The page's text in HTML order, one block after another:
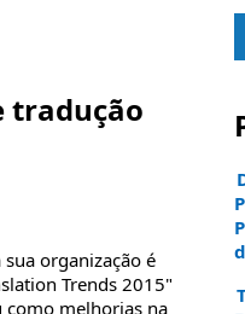
tradução
organização é
Trends 2015"
como melhorias na